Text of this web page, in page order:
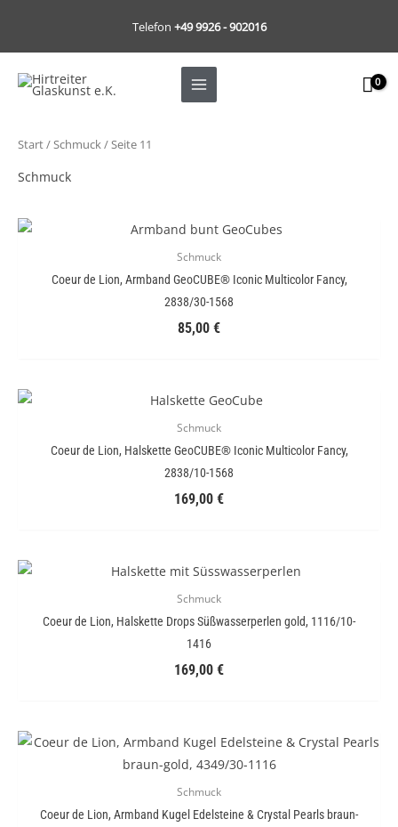
springen
Telefon +49 9926 - 902016
Start/Schmuck/ Seite 11
Schmuck
Schmuck
Coeur de Lion, Armband GeoCUBE® Iconic Multicolor Fancy,
2838/30-1568
85,00 €
Schmuck
Coeur de Lion, Halskette GeoCUBE® Iconic Multicolor Fancy,
2838/10-1568
169,00 €
Schmuck
Coeur de Lion, Halskette Drops Süßwasserperlen gold, 1116/10-
1416
169,00 €
Schmuck
Coeur de Lion, Armband Kugel Edelsteine & Crystal Pearls braun-